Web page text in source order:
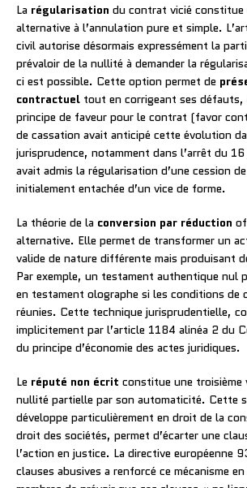
La régularisation du contrat vicié constitue
alternative à l’annulation pure et simple.
civil autorise désormais expressément la
prévaloir de la nullité à demander la
ci est possible. Cette option permet de
contractuel tout en corrigeant ses défauts,
principe de faveur pour le contrat (favor
de cassation avait anticipé cette évolution
jurisprudence, notamment dans l’arrêt du
avait admis la régularisation d’une cession
initialement entachée d’un vice de forme.
La théorie de la conversion par réduction
alternative. Elle permet de transformer un
valide de nature différente mais produisant
Par exemple, un testament authentique nul
en testament olographe si les conditions de
réunies. Cette technique jurisprudentielle,
implicitement par l’article 1184 alinéa 2 du
du principe d’économie des actes juridiques.
Le réputé non écrit constitue une troisième
nullité partielle par son automaticité. Cette
développe particulièrement en droit de la
droit des sociétés, permet d’écarter une
l’action en justice. La directive européenne
clauses abusives a renforcé ce mécanisme